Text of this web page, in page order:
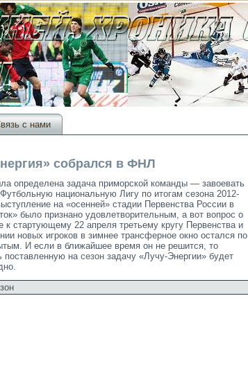
с нами
собрался в ФНЛ
определена задача приморской команды — завоевать
национальную Лигу по итогам сезона 2012-
на «осенней» стадии Первенства России в
было признано удовлетворительным, а вот вопрос о
к стартующему 22 апреля третьему кругу Первенства и
новых игроков в зимнее трансферное окно остался по
И если в ближайшее время он не решится, то
поставленную на сезон задачу «Лучу-Энергии» будет